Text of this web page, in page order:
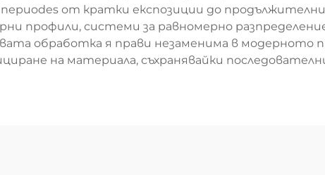
от кратки експозиции до
профили, системи за равномерно
обработка я прави незаменима в модерното
на материала, съхранявайки